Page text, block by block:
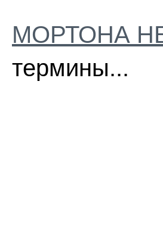
МОРТОНА
термины...